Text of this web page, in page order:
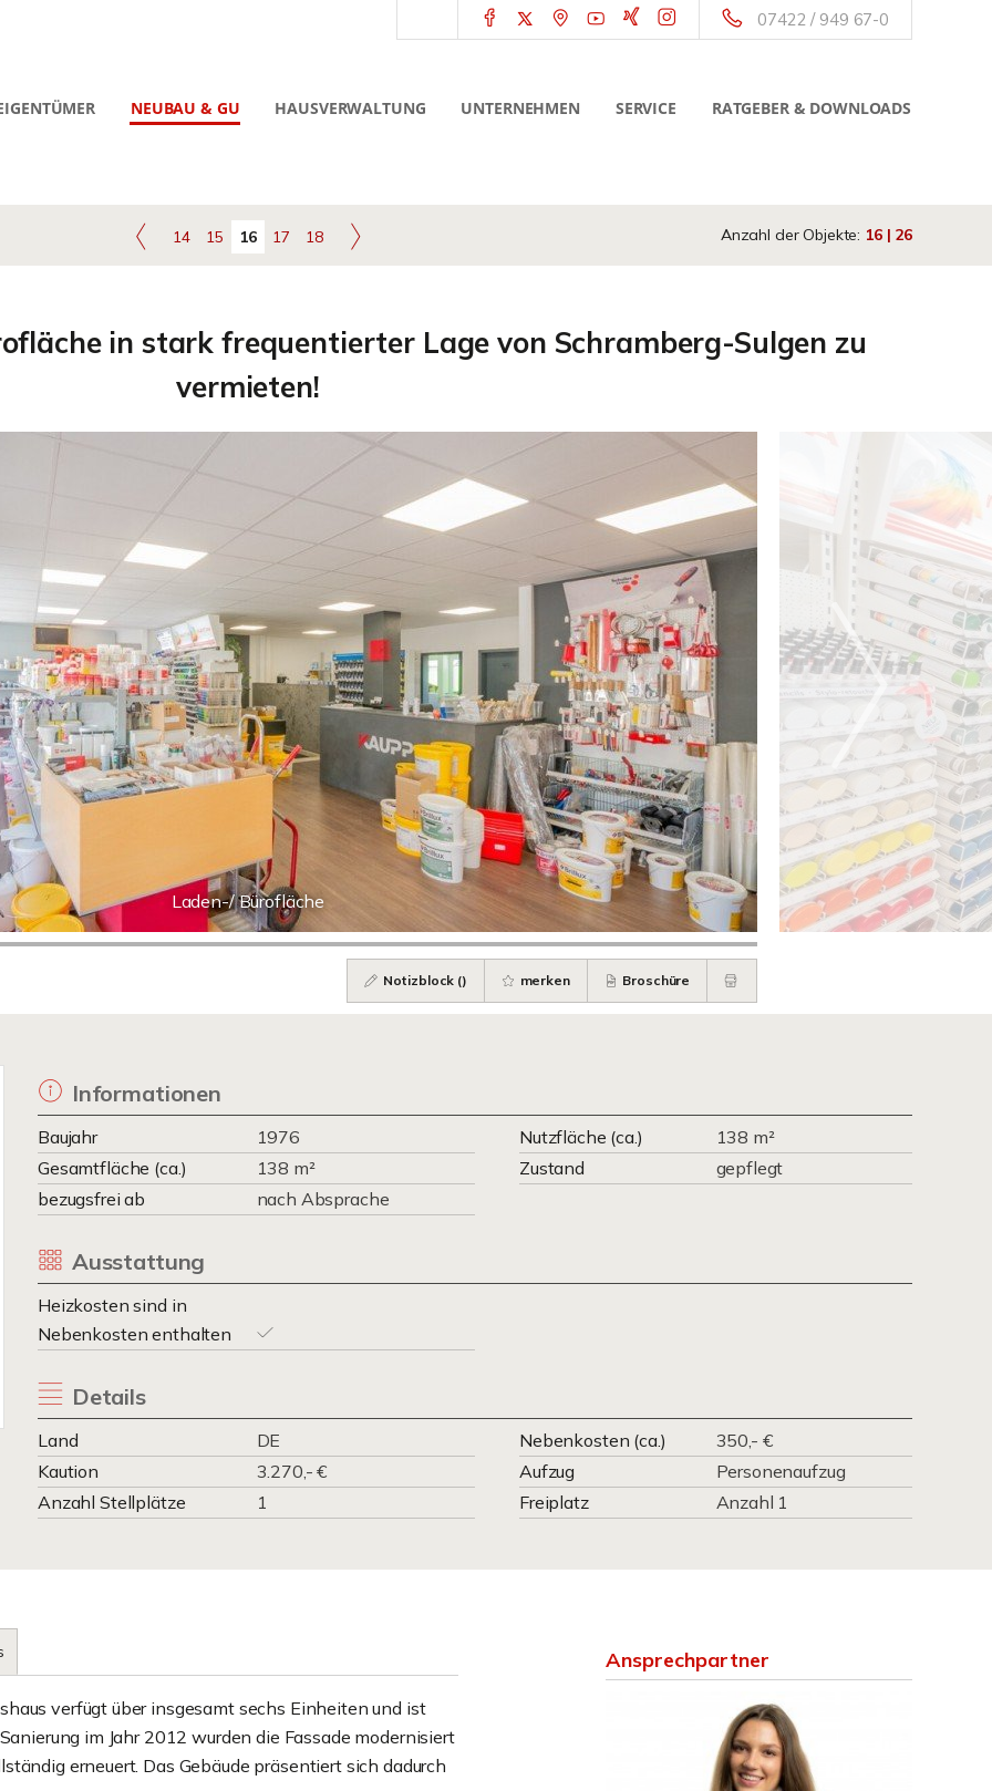
07422 / 949 67-0
NEUBAU & GU HAUSVERWALTUNG UNTERNEHMEN SERVICE RATGEBER & DOWNLOADS
14 15 16 17 18 Anzahl der Objekte: 16 | 26
in stark frequentierter Lage von Schramberg-Sulgen zu
vermieten!
Laden-/ Bürofläche
Notizblock () merken Broschüre
Informationen
Baujahr 1976 Nutzfläche (ca.)
138 m²
Gesamtfläche (ca.)
138 m² Zustand
gepflegt
bezugsfrei ab
nach Absprache
Ausstattung
Heizkosten sind in
Nebenkosten enthalten
Details
Land DE Nebenkosten (ca.)
350,- €
Kaution
3.270,- € Aufzug
Personenaufzug
Anzahl Stellplätze
1 Freiplatz Anzahl 1
verfügt über insgesamt sechs Einheiten und ist
im Jahr 2012 wurden die Fassade modernisiert
erneuert. Das Gebäude präsentiert sich dadurch
Ansprechpartner